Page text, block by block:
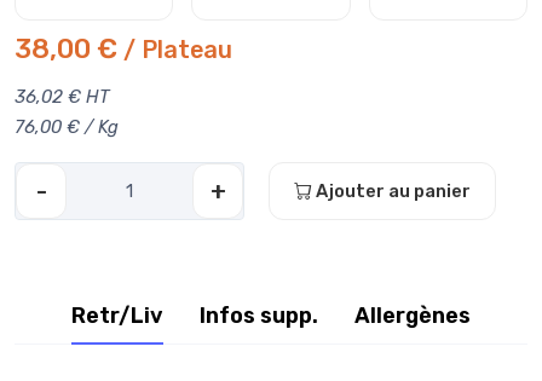
38,00 € / Plateau
36,02 € HT
76,00 € / Kg
- + Ajouter au panier
Retr/Liv Infos supp. Allergènes